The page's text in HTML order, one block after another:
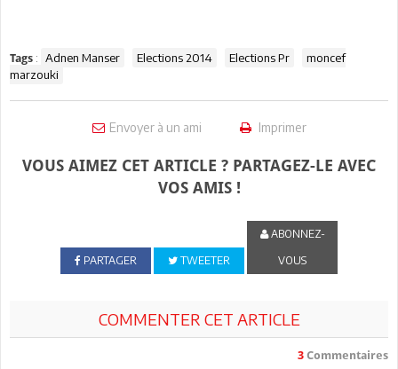
Tags : Adnen Manser Elections 2014 Elections Pr
moncef
marzouki
Envoyer à un ami Imprimer
VOUS AIMEZ CET ARTICLE ? PARTAGEZ-LE AVEC
VOS AMIS !
PARTAGER TWEETER
ABONNEZ-
VOUS
COMMENTER CET ARTICLE
3 Commentaires